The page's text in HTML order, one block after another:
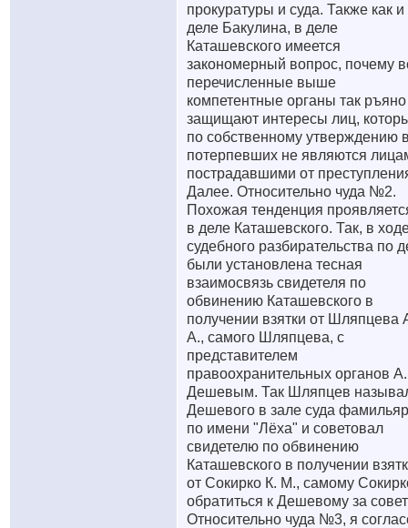
прокуратуры и суда. Также как и
деле Бакулина, в деле
Каташевского имеется
закономерный вопрос, почему
перечисленные выше
компетентные органы так ръяно
защищают интересы лиц,
по собственному утверждению
потерпевших не являются
пострадавшими от
Далее. Относительно чуда №2.
Похожая тенденция
в деле Каташевского. Так, в
судебного разбирательства по
были установлена тесная
взаимосвязь свидетеля по
обвинению Каташевского в
получении взятки от Шляпцева
А., самого Шляпцева, с
представителем
правоохранительных органов
Дешевым. Так Шляпцев
Дешевого в зале суда
по имени "Лёха" и советовал
свидетелю по обвинению
Каташевского в получении
от Сокирко К. М., самому
обратиться к Дешевому за
Относительно чуда №3, я